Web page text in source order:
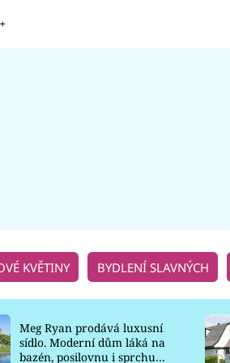
KVĚTINY BYDLENÍ SLAVNÝCH
Meg Ryan prodává luxusní
sídlo. Moderní dům láká na
bazén, posilovnu i sprchu